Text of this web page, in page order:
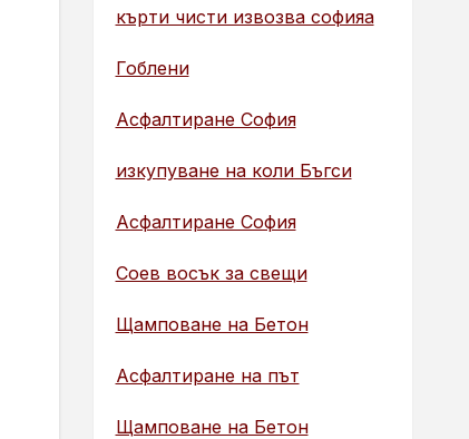
кърти чисти извозва софияа
Гоблени
Асфалтиране София
изкупуване на коли Бъгси
Асфалтиране София
Соев восък за свещи
Щамповане на Бетон
Асфалтиране на път
Щамповане на Бетон